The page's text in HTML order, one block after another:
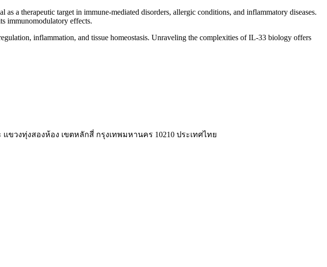
a therapeutic target in immune-mediated disorders, allergic conditions, and inflammatory diseases.
immunomodulatory effects.
inflammation, and tissue homeostasis. Unraveling the complexities of IL-33 biology offers
ขวงทุ่งสองห้อง เขตหลักสี่ กรุงเทพมหานคร 10210 ประเทศไทย